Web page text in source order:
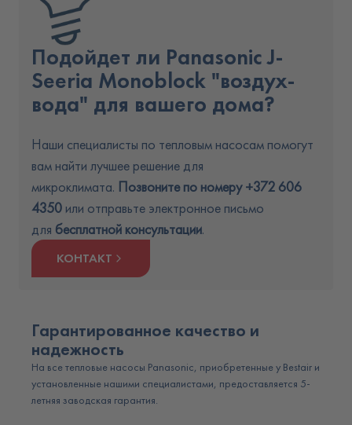
Подойдет ли Panasonic J-
Seeria Monoblock "воздух-
вода" для вашего дома?
Наши специалисты по тепловым насосам помогут
вам найти лучшее решение для
микроклимата. Позвоните по номеру+372 606
4350 или отправьте электронное письмо
для бесплатной консультации.
КОНТАКТ
Гарантированное качество и
надежность
На все тепловые насосы Panasonic, приобретенные у Bestair и
установленные нашими специалистами, предоставляется 5-
летняя заводская гарантия.